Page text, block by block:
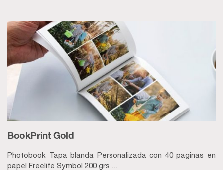
BookPrint Gold
Photobook Tapa blanda Personalizada con 40 paginas en
papel Freelife Symbol 200 grs ...